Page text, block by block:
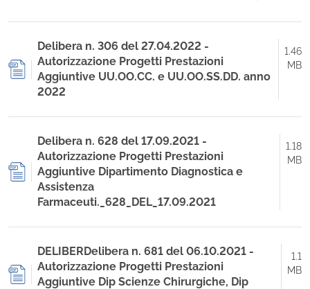
Delibera n. 306 del 27.04.2022 -
Autorizzazione Progetti Prestazioni
Aggiuntive UU.OO.CC. e UU.OO.SS.DD. anno
2022
1.46
MB
Delibera n. 628 del 17.09.2021 -
Autorizzazione Progetti Prestazioni
Aggiuntive Dipartimento Diagnostica e
Assistenza
Farmaceuti._628_DEL_17.09.2021
1.18
MB
DELIBERDelibera n. 681 del 06.10.2021 -
Autorizzazione Progetti Prestazioni
Aggiuntive Dip Scienze Chirurgiche, Dip
1.1
MB